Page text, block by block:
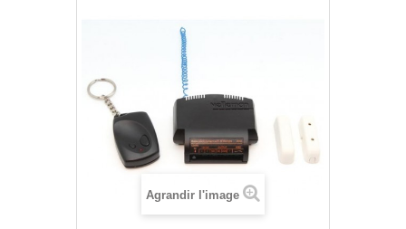
Agrandir l'image